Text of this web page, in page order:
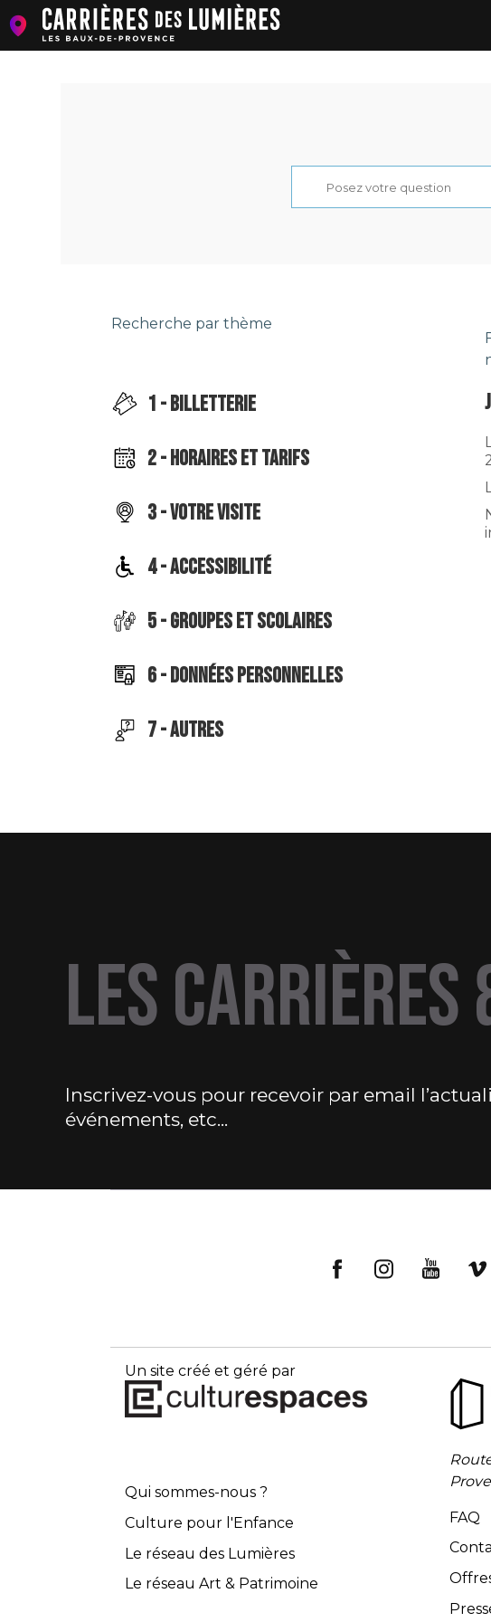
Recherche par thème
1 - BILLETTERIE
2 - HORAIRES ET TARIFS
3 - VOTRE VISITE
4 - ACCESSIBILITÉ
5 - GROUPES ET SCOLAIRES
6 - DONNÉES PERSONNELLES
7 - AUTRES
LES CARRIÈRES
Inscrivez-vous pour recevoir par email
événements, etc...
Un site créé et géré par
Qui sommes-nous ?
Culture pour l'Enfance
Le réseau des Lumières
Le réseau Art & Patrimoine
FAQ